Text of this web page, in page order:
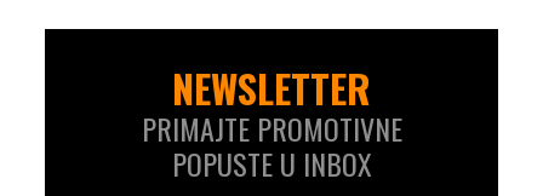
NEWSLETTER
PRIMAJTE PROMOTIVNE
POPUSTE U INBOX